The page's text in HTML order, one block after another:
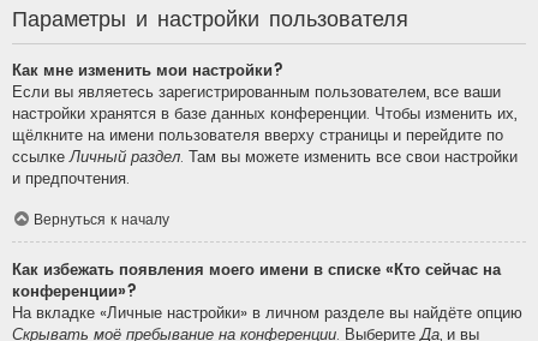
Параметры и настройки пользователя
Как мне изменить мои настройки?
Если вы являетесь зарегистрированным пользователем, все ваши
настройки хранятся в базе данных конференции. Чтобы изменить их,
щёлкните на имени пользователя вверху страницы и перейдите по
ссылкеЛичный раздел. Там вы можете изменить все свои настройки
и предпочтения.
Вернуться к началу
Как избежать появления моего имени в списке «Кто сейчас на
конференции»?
На вкладке «Личные настройки» в личном разделе вы найдёте опцию
Скрывать моё пребывание на конференции. ВыберитеДа, и вы